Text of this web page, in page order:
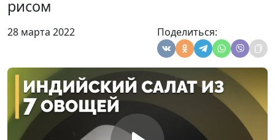
рисом
28 марта 2022 Поделиться:
Лимонные оладьи и творожок
Вилина
Парфенова
#114
Быстрые плацинды
Вилина
Парфенова
Булгур-пилав и закуска из
зеленой фасоли по-турецки
Оксана
Устимова